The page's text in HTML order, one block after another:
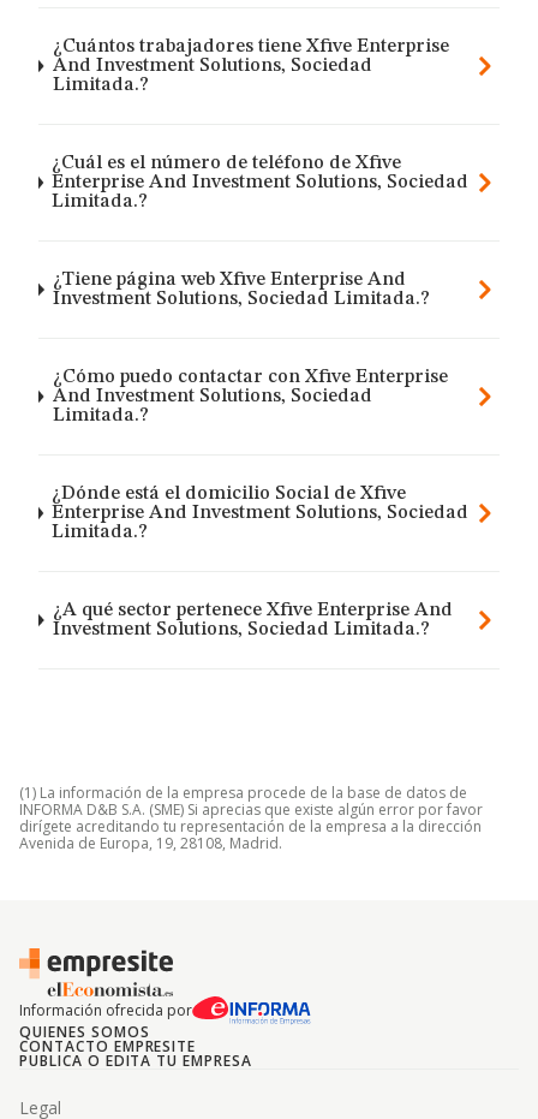
¿Cuántos trabajadores tiene Xfive Enterprise
And Investment Solutions, Sociedad
Limitada.?
¿Cuál es el número de teléfono de Xfive
Enterprise And Investment Solutions, Sociedad
Limitada.?
¿Tiene página web Xfive Enterprise And
Investment Solutions, Sociedad Limitada.?
¿Cómo puedo contactar con Xfive Enterprise
And Investment Solutions, Sociedad
Limitada.?
¿Dónde está el domicilio Social de Xfive
Enterprise And Investment Solutions, Sociedad
Limitada.?
¿A qué sector pertenece Xfive Enterprise And
Investment Solutions, Sociedad Limitada.?
(1) La información de la empresa procede de la base de datos de
INFORMA D&B S.A. (SME) Si aprecias que existe algún error por favor
dirígete acreditando tu representación de la empresa a la dirección
Avenida de Europa, 19, 28108, Madrid.
Información ofrecida por
QUIENES SOMOS
CONTACTO EMPRESITE
PUBLICA O EDITA TU EMPRESA
Legal